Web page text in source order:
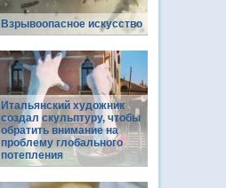
Взрывоопасное искусство
Итальянский художник
создал скульптуру, чтобы
обратить внимание на
проблему глобального
потепления